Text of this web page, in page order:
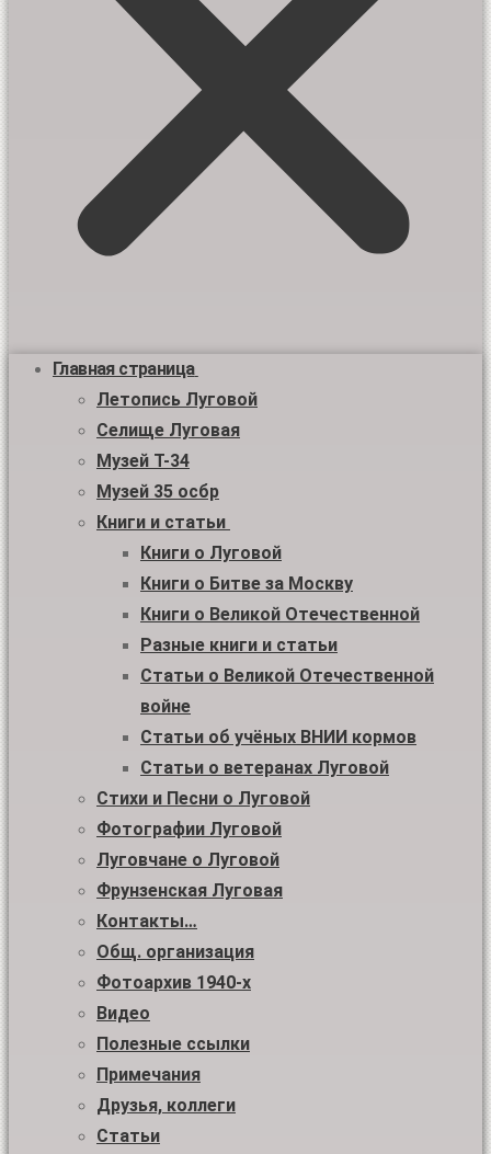
Главная страница
Летопись Луговой
Селище Луговая
Музей Т-34
Музей 35 осбр
Книги и статьи
Книги о Луговой
Книги о Битве за Москву
Книги о Великой Отечественной
Разные книги и статьи
Статьи о Великой Отечественной
войне
Статьи об учёных ВНИИ кормов
Статьи о ветеранах Луговой
Стихи и Песни о Луговой
Фотографии Луговой
Луговчане о Луговой
Фрунзенская Луговая
Контакты…
Общ. организация
Фотоархив 1940-х
Видео
Полезные ссылки
Примечания
Друзья, коллеги
Статьи